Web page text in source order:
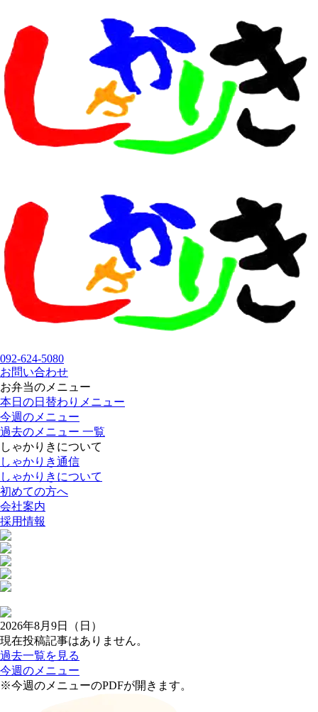
092-624-5080
お問い合わせ
お弁当のメニュー
本日の日替わりメニュー
今週のメニュー
過去のメニュー 一覧
しゃかりきについて
しゃかりき通信
しゃかりきについて
初めての方へ
会社案内
採用情報
2026年8月9日（日）
現在投稿記事はありません。
過去一覧を見る
今週のメニュー
※今週のメニューのPDFが開きます。